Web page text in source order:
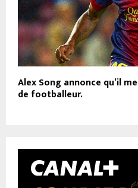
Alex Song annonce qu’il
de footballeur.